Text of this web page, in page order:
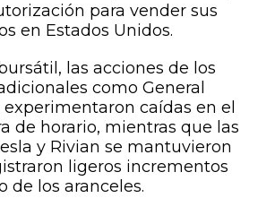
para vender sus
en Estados Unidos.
las acciones de los
como General
caídas en el
de horario, mientras que las
y Rivian se mantuvieron
ligeros incrementos
de los aranceles.